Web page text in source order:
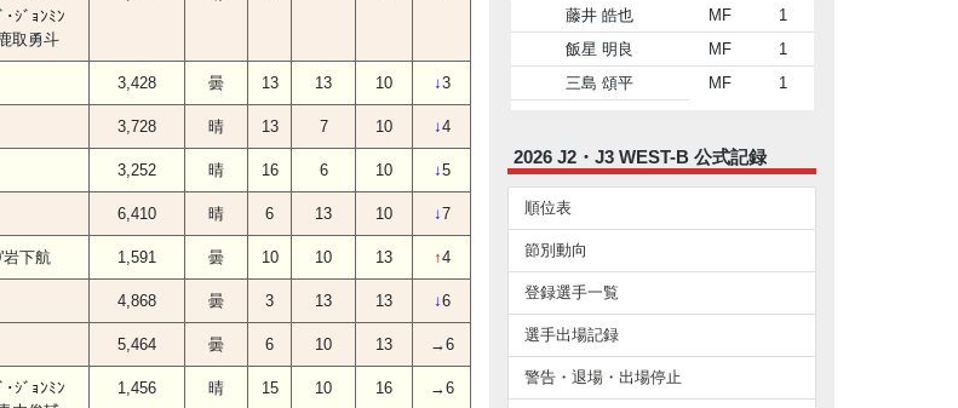
･ｼﾞｮﾝﾐﾝ
取勇斗
3,428 曇 13 13 10 ↓3
3,728 晴 13 7 10 ↓4
3,252 晴 16 6 10 ↓5
6,410 晴 6 13 10 ↓7
岩下航 1,591 曇 10 10 13 ↑4
4,868 曇 3 13 13 ↓6
5,464 曇 6 10 13 →6
･ｼﾞｮﾝﾐﾝ
1,456 晴 15 10 16 →6
藤井 皓也
MF
1
飯星 明良
MF
1
三島 頌平
MF 1
2026 J2・J3 WEST-B 公式記録
順位表
節別動向
登録選手一覧
選手出場記録
警告・退場・出場停止